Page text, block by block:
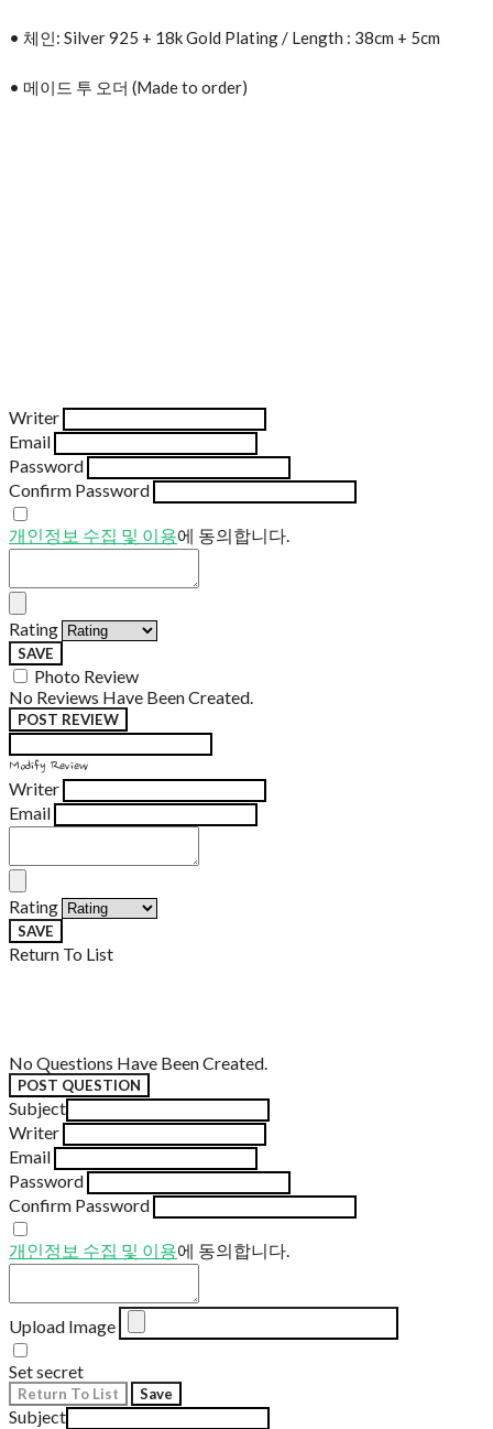
• 체인: Silver 925 + 18k Gold Plating / Length : 38cm + 5cm
• 메이드 투 오더 (Made to order)
Writer
Email
Password
Confirm Password
개인정보 수집 및 이용에 동의합니다.
Rating
SAVE
Photo Review
No Reviews Have Been Created.
POST REVIEW
Modify Review
Writer
Email
Rating
SAVE
Return To List
No Questions Have Been Created.
POST QUESTION
Subject
Writer
Email
Password
Confirm Password
개인정보 수집 및 이용에 동의합니다.
Upload Image
Set secret
Return To List Save
Subject